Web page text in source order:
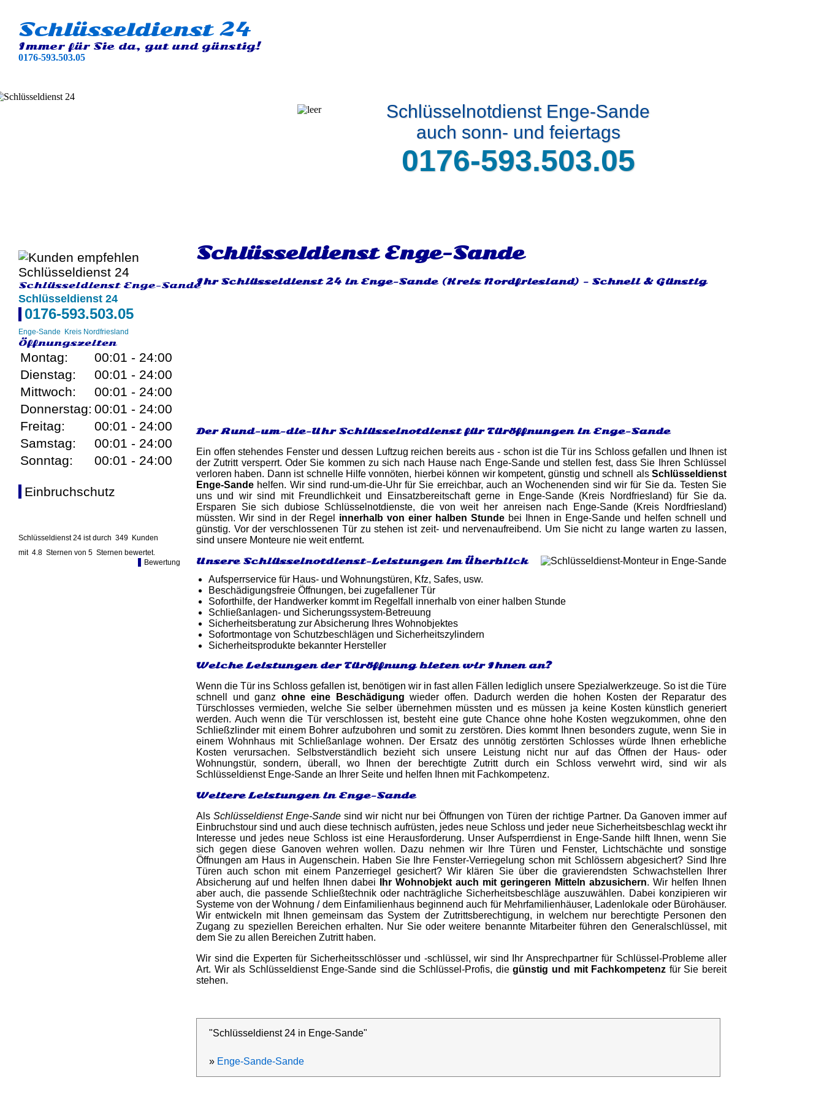
Schlüsseldienst 24
Immer für Sie da, gut und günstig!
0176-593.503.05
Schlüsselnotdienst Enge-Sande
auch sonn- und feiertags
0176-593.503.05
Schlüsseldienst Enge-Sande
Schlüsseldienst 24
0176-593.503.05
Enge-Sande Kreis Nordfriesland
Öffnungszeiten
Montag:
00:01 - 24:00
Dienstag:
00:01 - 24:00
Mittwoch:
00:01 - 24:00
Donnerstag: 00:01 - 24:00
Freitag:
00:01 - 24:00
Samstag:
00:01 - 24:00
Sonntag:
00:01 - 24:00
Einbruchschutz
Schlüsseldienst 24 ist durch 349 Kunden
mit 4.8 Sternen von 5 Sternen bewertet.
Bewertung
Schlüsseldienst Enge-Sande
Ihr Schlüsseldienst 24 in Enge-Sande (Kreis Nordfriesland) - Schnell & Günstig
Der Rund-um-die-Uhr Schlüsselnotdienst für Türöffnungen in Enge-Sande
Ein offen stehendes Fenster und dessen Luftzug reichen bereits aus - schon ist die Tür ins Schloss gefallen und Ihnen ist
der Zutritt versperrt. Oder Sie kommen zu sich nach Hause nach Enge-Sande und stellen fest, dass Sie Ihren Schlüssel
verloren haben. Dann ist schnelle Hilfe vonnöten, hierbei können wir kompetent, günstig und schnell als Schlüsseldienst
Enge-Sande helfen. Wir sind rund-um-die-Uhr für Sie erreichbar, auch an Wochenenden sind wir für Sie da. Testen Sie
uns und wir sind mit Freundlichkeit und Einsatzbereitschaft gerne in Enge-Sande (Kreis Nordfriesland) für Sie da.
Ersparen Sie sich dubiose Schlüsselnotdienste, die von weit her anreisen nach Enge-Sande (Kreis Nordfriesland)
müssten. Wir sind in der Regel innerhalb von einer halben Stunde bei Ihnen in Enge-Sande und helfen schnell und
günstig. Vor der verschlossenen Tür zu stehen ist zeit- und nervenaufreibend. Um Sie nicht zu lange warten zu lassen,
sind unsere Monteure nie weit entfernt.
Unsere Schlüsselnotdienst-Leistungen im Überblick
Aufsperrservice für Haus- und Wohnungstüren, Kfz, Safes, usw.
Beschädigungsfreie Öffnungen, bei zugefallener Tür
Soforthilfe, der Handwerker kommt im Regelfall innerhalb von einer halben Stunde
Schließanlagen- und Sicherungssystem-Betreuung
Sicherheitsberatung zur Absicherung Ihres Wohnobjektes
Sofortmontage von Schutzbeschlägen und Sicherheitszylindern
Sicherheitsprodukte bekannter Hersteller
Welche Leistungen der Türöffnung bieten wir Ihnen an?
Wenn die Tür ins Schloss gefallen ist, benötigen wir in fast allen Fällen lediglich unsere Spezialwerkzeuge. So ist die Türe
schnell und ganzohne eine Beschädigung wieder offen. Dadurch werden die hohen Kosten der Reparatur des
Türschlosses vermieden, welche Sie selber übernehmen müssten und es müssen ja keine Kosten künstlich generiert
werden. Auch wenn die Tür verschlossen ist, besteht eine gute Chance ohne hohe Kosten wegzukommen, ohne den
Schließzlinder mit einem Bohrer aufzubohren und somit zu zerstören. Dies kommt Ihnen besonders zugute, wenn Sie in
einem Wohnhaus mit Schließanlage wohnen. Der Ersatz des unnötig zerstörten Schlosses würde Ihnen erhebliche
Kosten verursachen. Selbstverständlich bezieht sich unsere Leistung nicht nur auf das Öffnen der Haus- oder
Wohnungstür, sondern, überall, wo Ihnen der berechtigte Zutritt durch ein Schloss verwehrt wird, sind wir als
Schlüsseldienst Enge-Sande an Ihrer Seite und helfen Ihnen mit Fachkompetenz.
Weitere Leistungen in Enge-Sande
Als Schlüsseldienst Enge-Sande sind wir nicht nur bei Öffnungen von Türen der richtige Partner. Da Ganoven immer auf
Einbruchstour sind und auch diese technisch aufrüsten, jedes neue Schloss und jeder neue Sicherheitsbeschlag weckt ihr
Interesse und jedes neue Schloss ist eine Herausforderung. Unser Aufsperrdienst in Enge-Sande hilft Ihnen, wenn Sie
sich gegen diese Ganoven wehren wollen. Dazu nehmen wir Ihre Türen und Fenster, Lichtschächte und sonstige
Öffnungen am Haus in Augenschein. Haben Sie Ihre Fenster-Verriegelung schon mit Schlössern abgesichert? Sind Ihre
Türen auch schon mit einem Panzerriegel gesichert? Wir klären Sie über die gravierendsten Schwachstellen Ihrer
Absicherung auf und helfen Ihnen dabei
Ihr Wohnobjekt auch mit geringeren Mitteln abzusichern. Wir helfen Ihnen
aber auch, die passende Schließtechnik oder nachträgliche Sicherheitsbeschläge auszuwählen. Dabei konzipieren wir
Systeme von der Wohnung / dem Einfamilienhaus beginnend auch für Mehrfamilienhäuser, Ladenlokale oder Bürohäuser.
Wir entwickeln mit Ihnen gemeinsam das System der Zutrittsberechtigung, in welchem nur berechtigte Personen den
Zugang zu speziellen Bereichen erhalten. Nur Sie oder weitere benannte Mitarbeiter führen den Generalschlüssel, mit
dem Sie zu allen Bereichen Zutritt haben.
Wir sind die Experten für Sicherheitsschlösser und -schlüssel, wir sind Ihr Ansprechpartner für Schlüssel-Probleme aller
Art. Wir als Schlüsseldienst Enge-Sande sind die Schlüssel-Profis, diegünstig und mit Fachkompetenz für Sie bereit
stehen.
"Schlüsseldienst 24 in Enge-Sande"
» Enge-Sande-Sande